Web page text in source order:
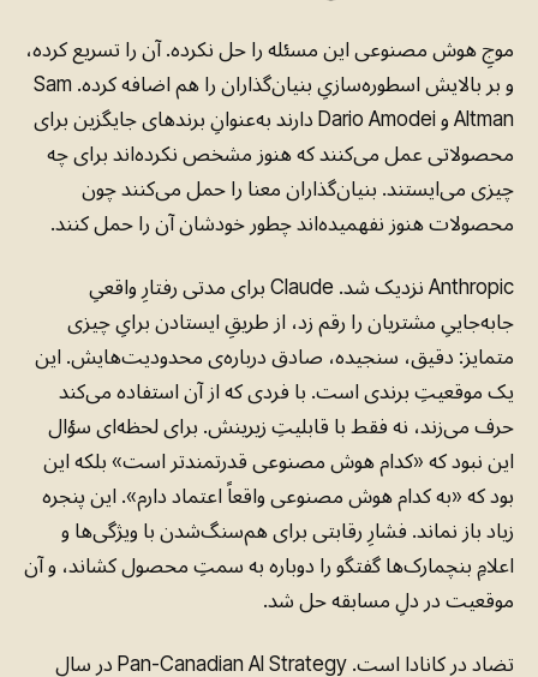
موجِ هوش مصنوعی این مسئله را حل نکرده. آن را تسریع کرده،
و بر بالایش اسطوره‌سازیِ بنیان‌گذاران را هم اضافه کرده. Sam
Altman و Dario Amodei دارند به‌عنوانِ برندهای جایگزین برای
محصولاتی عمل می‌کنند که هنوز مشخص نکرده‌اند برای چه
چیزی می‌ایستند. بنیان‌گذاران معنا را حمل می‌کنند چون
محصولات هنوز نفهمیده‌اند چطور خودشان آن را حمل کنند.
Anthropic نزدیک شد. Claude برای مدتی رفتارِ واقعیِ
جابه‌جاییِ مشتریان را رقم زد، از طریقِ ایستادن برایِ چیزی
متمایز: دقیق، سنجیده، صادق درباره‌ی محدودیت‌هایش. این
یک موقعیتِ برندی است. با فردی که از آن استفاده می‌کند
حرف می‌زند، نه فقط با قابلیتِ زیرینش. برای لحظه‌ای سؤال
این نبود که «کدام هوش مصنوعی قدرتمندتر است» بلکه این
بود که «به کدام هوش مصنوعی واقعاً اعتماد دارم». این پنجره
زیاد باز نماند. فشارِ رقابتی برای هم‌سنگ‌شدن با ویژگی‌ها و
اعلامِ بنچمارک‌ها گفتگو را دوباره به سمتِ محصول کشاند، و آن
موقعیت در دلِ مسابقه حل شد.
تضاد در کانادا است. Pan-Canadian AI Strategy در سالِ